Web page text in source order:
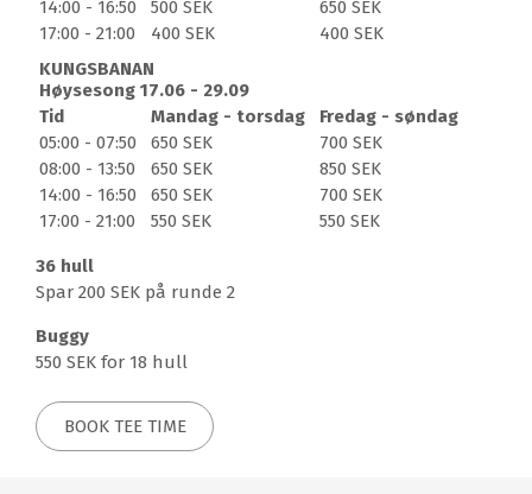
naturbane. Sistnevnte er mest kupert og byr på
nærmest magiske naturopplevelser.
Rom
Bo i et av de 5 vakre rommene i toppklasse. Du har nå
muligheten til å bo på golfbanen i Bokskogens
Golfklubb i et 200 år gammelt hus med fine rom.
Restaurant
Restaurant Maderiet på Bokskogens GK serverer
innovative retter i en komfortabel og naturnær
råvarer. Her er det fokus på nærproduserte råvarer,
økologi og produkter uten E-numre!
Bokskogen Golfklubb data om banen
Gamla Banan
14:00 - 16:50
500 SEK
650 SEK
17:00 - 21:00
400 SEK
400 SEK
KUNGSBANAN
Høysesong 17.06 - 29.09
Tid
Mandag - torsdag
Fredag - søndag
05:00 - 07:50
650 SEK
700 SEK
08:00 - 13:50
650 SEK
850 SEK
14:00 - 16:50
650 SEK
700 SEK
17:00 - 21:00
550 SEK 550 SEK
36 hull
Spar 200 SEK på runde 2
Buggy
550 SEK for 18 hull
BOOK TEE TIME